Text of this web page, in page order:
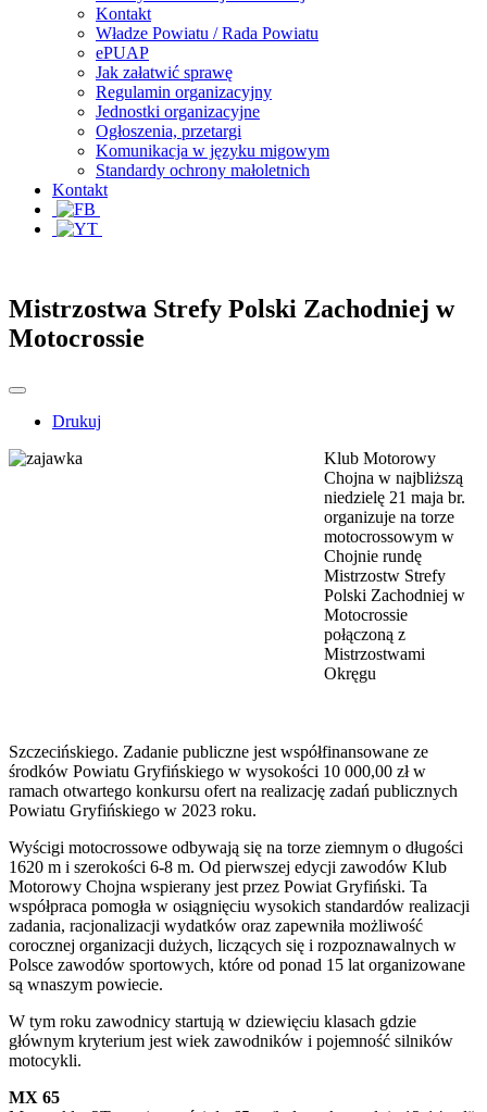
Kontakt
Władze Powiatu / Rada Powiatu
ePUAP
Jak załatwić sprawę
Regulamin organizacyjny
Jednostki organizacyjne
Ogłoszenia, przetargi
Komunikacja w języku migowym
Standardy ochrony małoletnich
Kontakt
Mistrzostwa Strefy Polski Zachodniej w
Motocrossie
Drukuj
Klub Motorowy
Chojna w najbliższą
niedzielę 21 maja br.
organizuje na torze
motocrossowym w
Chojnie rundę
Mistrzostw Strefy
Polski Zachodniej w
Motocrossie
połączoną z
Mistrzostwami
Okręgu
Szczecińskiego. Zadanie publiczne jest współfinansowane ze
środków Powiatu Gryfińskiego w wysokości 10 000,00 zł w
ramach otwartego konkursu ofert na realizację zadań publicznych
Powiatu Gryfińskiego w 2023 roku.
Wyścigi motocrossowe odbywają się na torze ziemnym o długości
1620 m i szerokości 6-8 m. Od pierwszej edycji zawodów Klub
Motorowy Chojna wspierany jest przez Powiat Gryfiński. Ta
współpraca pomogła w osiągnięciu wysokich standardów realizacji
zadania, racjonalizacji wydatków oraz zapewniła możliwość
corocznej organizacji dużych, liczących się i rozpoznawalnych w
Polsce zawodów sportowych, które od ponad 15 lat organizowane
są wnaszym powiecie.
W tym roku zawodnicy startują w dziewięciu klasach gdzie
głównym kryterium jest wiek zawodników i pojemność silników
motocykli.
MX 65